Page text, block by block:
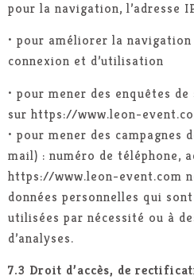
pour la navigation, l’adresse
• pour améliorer la
connexion et d’utilisation
• pour mener des enquêtes
sur https://www.leon-
• pour mener des campagnes
mail) : numéro de téléphone,
https://www.leon-event.com
données personnelles qui
utilisées par nécessité ou à
d’analyses.
7.3 Droit d’accès, de